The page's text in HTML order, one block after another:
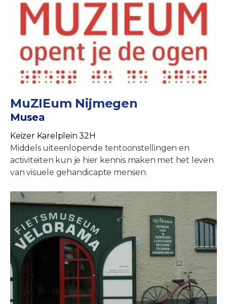
MuZIEum Nijmegen
Musea
Keizer Karelplein 32H
Middels uiteenlopende tentoonstellingen en
activiteiten kun je hier kennis maken met het leven
van visuele gehandicapte mensen.